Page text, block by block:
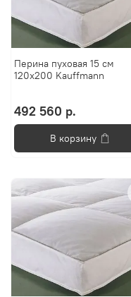
Перина пуховая 15 см
120x200 Kauffmann
492 560 р.
В корзину